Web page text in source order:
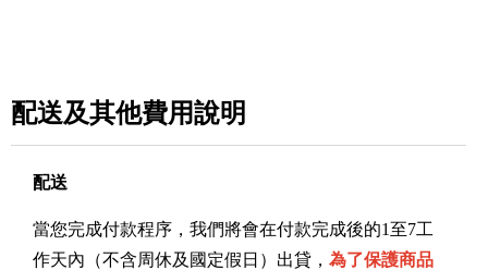
配送及其他費用說明
配送
當您完成付款程序，我們將會在付款完成後的1至7工
作天內（不含周休及國定假日）出貸， 為了保護商品